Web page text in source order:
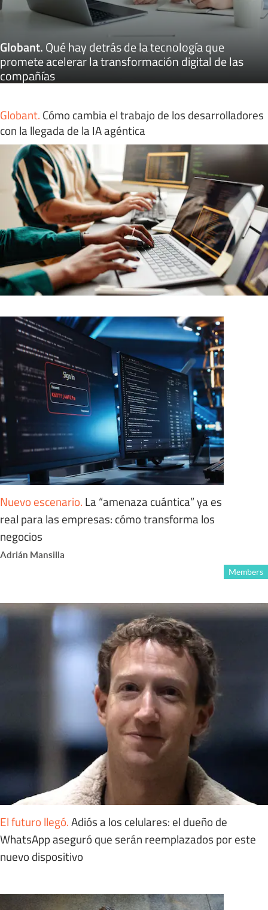
Globant.Qué hay detrás de la tecnología que
promete acelerar la transformación digital de las
compañías
Globant. Cómo cambia el trabajo de los desarrolladores
con la llegada de la IA agéntica
Nuevo escenario. La “amenaza cuántica” ya es
real para las empresas: cómo transforma los
negocios
Adrián Mansilla
Members
El futuro llegó.Adiós a los celulares: el dueño de
WhatsApp aseguró que serán reemplazados por este
nuevo dispositivo